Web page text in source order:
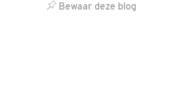
Bewaar deze blog